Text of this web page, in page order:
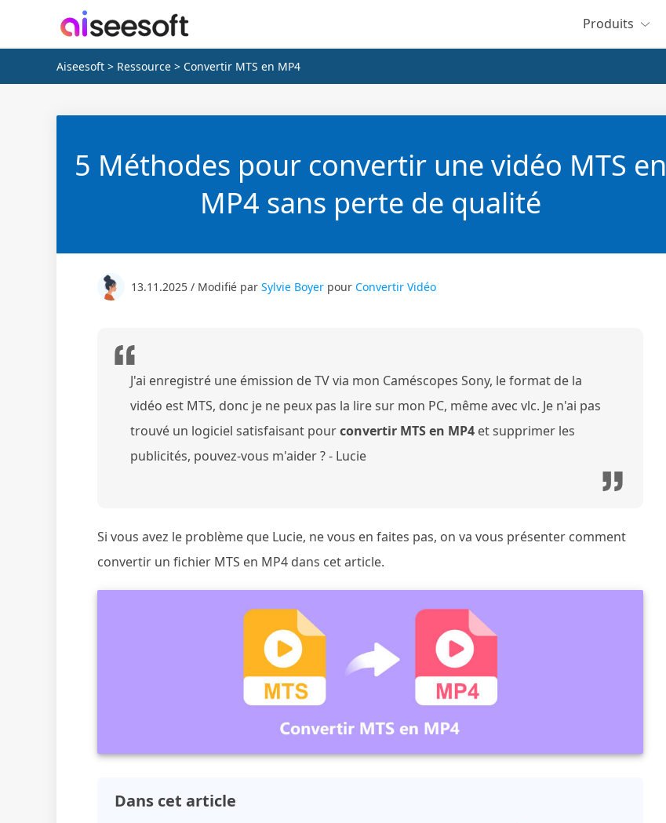
Produits
Aiseesoft > Ressource > Convertir MTS en MP4
5 Méthodes pour convertir une vidéo MTS en
MP4 sans perte de qualité
13.11.2025 / Modifié par Sylvie Boyer pour Convertir Vidéo
J'ai enregistré une émission de TV via mon Caméscopes Sony, le format de la
vidéo est MTS, donc je ne peux pas la lire sur mon PC, même avec vlc. Je n'ai pas
trouvé un logiciel satisfaisant pourconvertir MTS en MP4 et supprimer les
publicités, pouvez-vous m'aider ? - Lucie
Si vous avez le problème que Lucie, ne vous en faites pas, on va vous présenter comment
convertir un fichier MTS en MP4 dans cet article.
Dans cet article